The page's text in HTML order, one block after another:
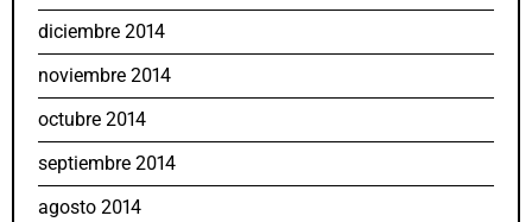
diciembre 2014
noviembre 2014
octubre 2014
septiembre 2014
agosto 2014